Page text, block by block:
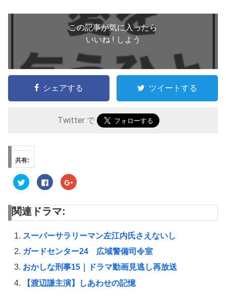
この記事が気に入ったら
いいね ! しよう
シェアする ツイートする
Twitter で
共有:
ク
リ
し
て
T
w
t
t
e
r
共
有
新
し
F
a
b
o
k
共
す
る
は
ク
リ
ッ
ク
ク
リ
し
o
g
l
+
共
有
(
新
し
関連ドラマ:
スーパーサラリーマン左江内氏さえないし
ガードセンター24 広域警備司令室
おかしな刑事15｜ドラマ動画見逃し再放送
【渡辺謙主演】しあわせの記憶